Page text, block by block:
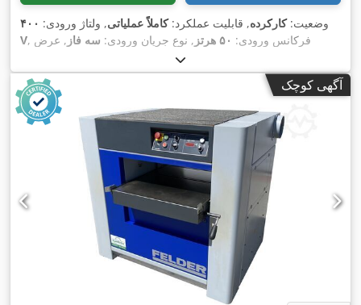
وضعیت:کارکرده, قابلیت عملکرد:کاملاً عملیاتی, ولتاژ ورودی: ۴۰۰
V
, فرکانس ورودی: ۵۰ هرتز , نوع جریان ورودی: سه فاز , عرض
, قطر ابزار:
نوع تحریک:برقی ,
آگهی کوچک